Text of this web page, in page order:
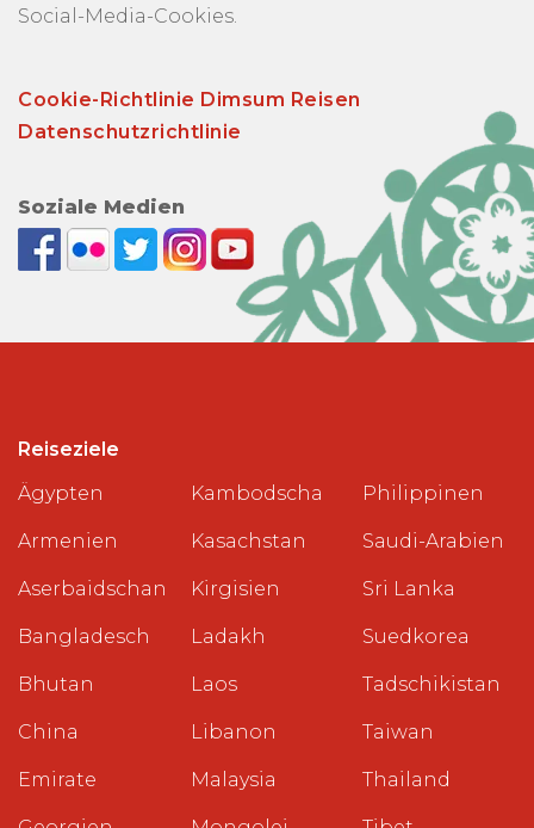
Social-Media-Cookies.
Cookie-Richtlinie Dimsum Reisen
Datenschutzrichtlinie
Soziale Medien
Reiseziele
Ägypten
Armenien
Aserbaidschan
Bangladesch
Bhutan
China
Emirate
Kambodscha
Kasachstan
Kirgisien
Ladakh
Laos
Libanon
Malaysia
Philippinen
Saudi-Arabien
Sri Lanka
Suedkorea
Tadschikistan
Taiwan
Thailand